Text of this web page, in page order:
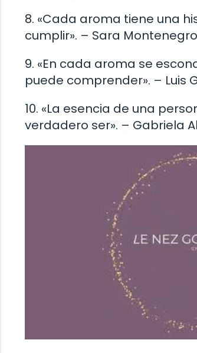
8. «Cada aroma tiene una
cumplir». – Sara Montenegro
9. «En cada aroma se
puede comprender». – Luis
10. «La esencia de una
verdadero ser». – Gabriela